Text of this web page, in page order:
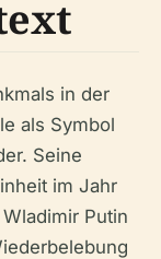
in der
als Symbol
Seine
im Jahr
Putin